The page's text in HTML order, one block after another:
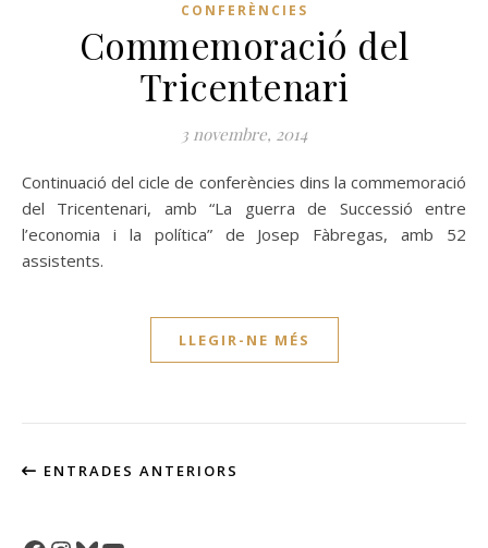
CONFERÈNCIES
Commemoració del
Tricentenari
3 novembre, 2014
Continuació del cicle de conferències dins la commemoració
del Tricentenari, amb “La guerra de Successió entre
l’economia i la política” de Josep Fàbregas, amb 52
assistents.
LLEGIR-NE MÉS
ENTRADES ANTERIORS